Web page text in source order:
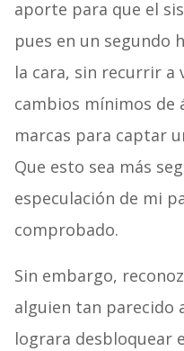
aporte para que el
pues en un segundo
la cara, sin recurrir a
cambios mínimos de
marcas para captar
Que esto sea más
especulación de mi
comprobado.
Sin embargo,
alguien tan parecido
lograra desbloquear